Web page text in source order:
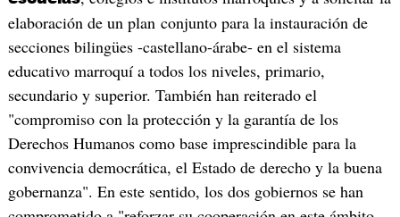
elaboración de un plan conjunto para la instauración de
secciones bilingües -castellano-árabe- en el sistema
educativo marroquí a todos los niveles, primario,
secundario y superior. También han reiterado el
"compromiso con la protección y la garantía de los
Derechos Humanos como base imprescindible para la
convivencia democrática, el Estado de derecho y la buena
gobernanza". En este sentido, los dos gobiernos se han